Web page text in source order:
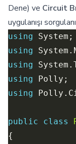
Dene) ve Circuit
uygulanışı
using
using
using
using
using
public class